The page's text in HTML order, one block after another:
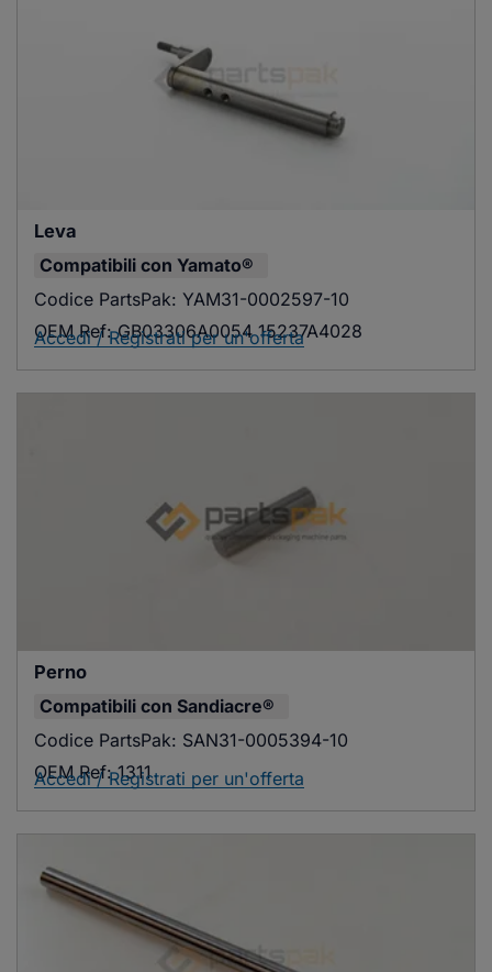
Leva
Compatibili con Yamato®
Codice PartsPak: YAM31-0002597-10
OEM Ref: GB03306A0054 15237A4028
Accedi / Registrati per un'offerta
Perno
Compatibili con Sandiacre®
Codice PartsPak: SAN31-0005394-10
OEM Ref: 1311
Accedi / Registrati per un'offerta